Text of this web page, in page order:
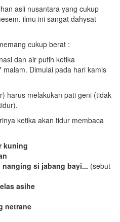
asli nusantara yang cukup
ilmu ini sangat dahysat
cukup berat :
dan air putih ketika
Dimulai pada hari kamis
harus melakukan pati geni (tidak
ketika akan tidur membaca
kuning
si jabang bayi... (sebut
asihe
netrane